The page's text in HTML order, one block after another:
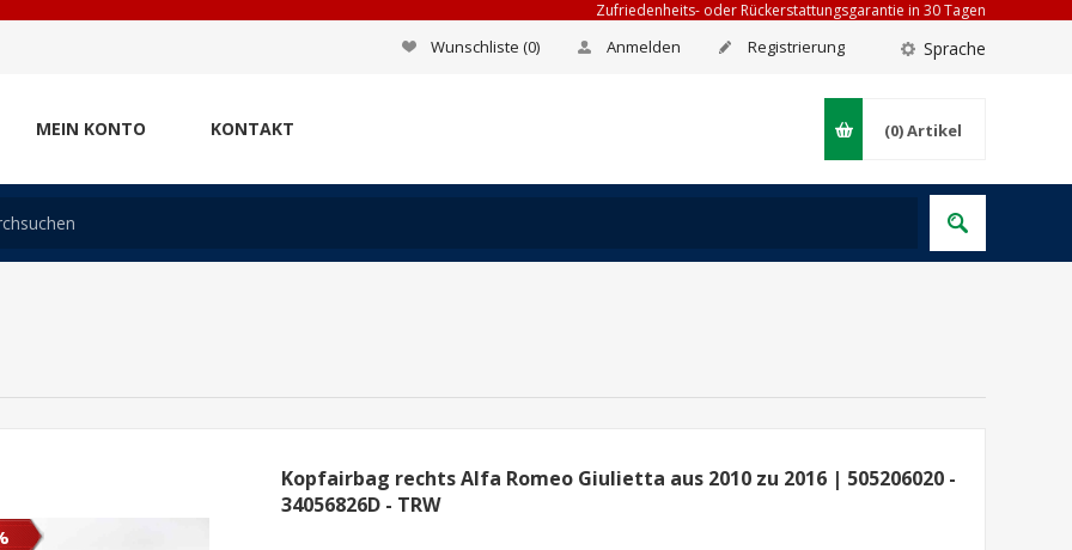
Zufriedenheits- oder Rückerstattungsgarantie in 30 Tagen
Sprache
Registrierung
Anmelden
Wunschliste (0)
MEIN KONTO KONTAKT (0)Artikel
Kopfairbag rechts Alfa Romeo Giulietta aus 2010 zu 2016 | 505206020 -
34056826D - TRW